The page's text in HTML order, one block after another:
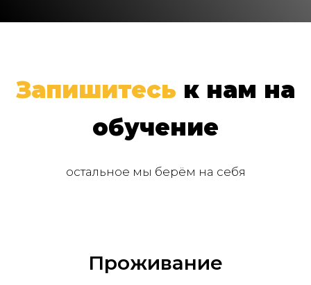
Запишитесь к нам на
обучение
остальное мы берём на себя
Проживание